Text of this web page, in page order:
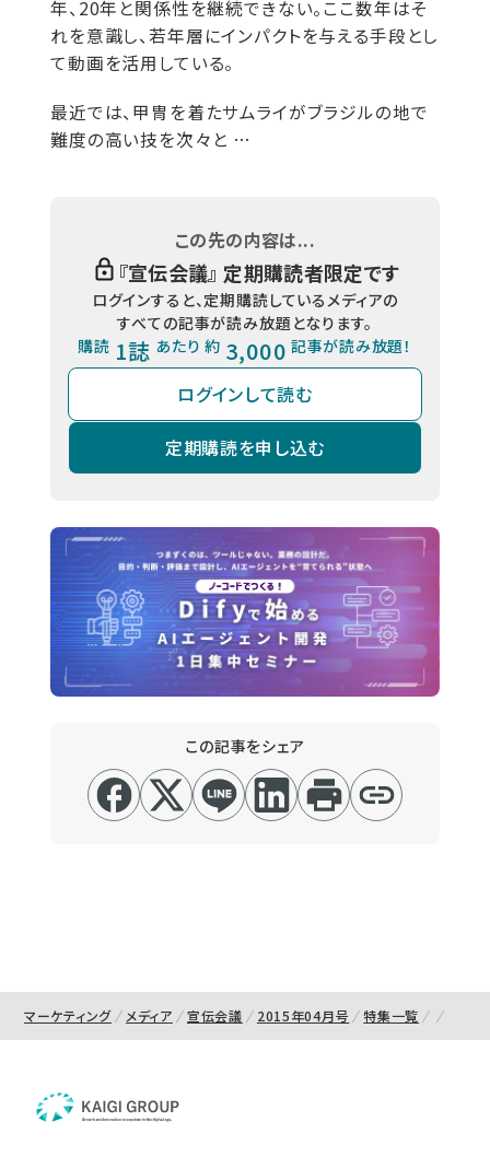
年、20年と関係性を継続できない。ここ数年はそ
れを意識し、若年層にインパクトを与える手段とし
て動画を活用している。
最近では、甲冑を着たサムライがブラジルの地で
難度の高い技を次々と …
この先の内容は...
『宣伝会議』 定期購読者限定です
ログインすると、定期購読しているメディアの
すべての記事が読み放題となります。
購読 1誌 あたり 約 3,000 記事が読み放題！
ログインして読む
定期購読を申し込む
この記事をシェア
マーケティング メディア 宣伝会議 2015年04月号 特集一覧